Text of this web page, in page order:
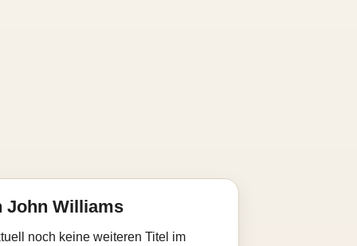
John Williams
noch keine weiteren Titel im